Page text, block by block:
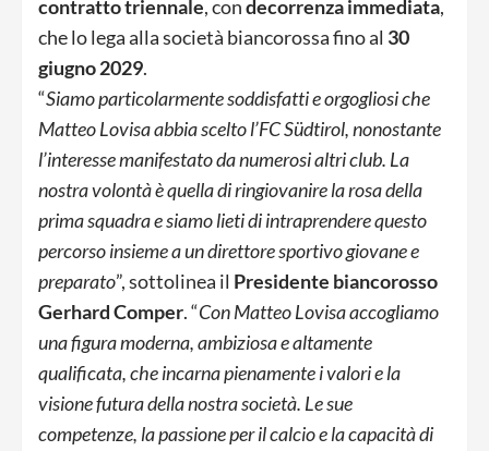
contratto triennale, condecorrenza immediata,
che lo lega alla società biancorossa fino al 30
giugno 2029.
“Siamo particolarmente soddisfatti e orgogliosi che
Matteo Lovisa abbia scelto l’FC Südtirol, nonostante
l’interesse manifestato da numerosi altri club. La
nostra volontà è quella di ringiovanire la rosa della
prima squadra e siamo lieti di intraprendere questo
percorso insieme a un direttore sportivo giovane e
preparato”, sottolinea il Presidente biancorosso
Gerhard Comper. “Con Matteo Lovisa accogliamo
una figura moderna, ambiziosa e altamente
qualificata, che incarna pienamente i valori e la
visione futura della nostra società. Le sue
competenze, la passione per il calcio e la capacità di